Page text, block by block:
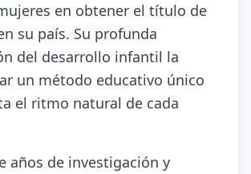
en obtener el título de
su país. Su profunda
del desarrollo infantil la
un método educativo único
el ritmo natural de cada
años de investigación y